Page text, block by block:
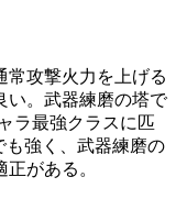
常攻撃火力を上げる
い。武器練磨の塔で
ラ最強クラスに匹
も強く、武器練磨の
がある。